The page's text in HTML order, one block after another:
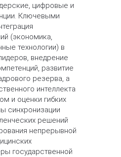
цифровые и
Ключевыми
(экономика,
технологии) в
внедрение
развитие
резерва, а
интеллекта
и оценки гибких
синхронизации
решений
непрерывной
государственной